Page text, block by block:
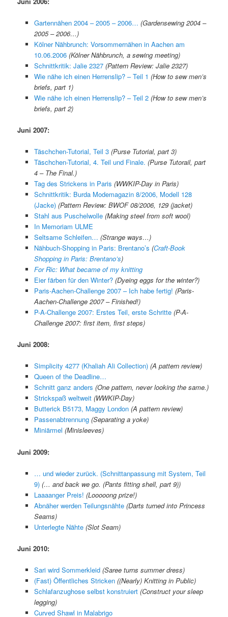
Gartennähen 2004 – 2005 – 2006… (Gardensewing 2004 –
2005 – 2006…)
Kölner Nähbrunch: Vorsommernähen in Aachen am
10.06.2006 (Kölner Nähbrunch, a sewing meeting)
Schnittkritik: Jalie 2327 (Pattern Review: Jalie 2327)
Wie nähe ich einen Herrenslip? – Teil 1 (How to sew men’s
briefs, part 1)
Wie nähe ich einen Herrenslip? – Teil 2 (How to sew men’s
briefs, part 2)
Juni 2007:
Täschchen-Tutorial, Teil 3 (Purse Tutorial, part 3)
Täschchen-Tutorial, 4. Teil und Finale. (Purse Tutorail, part
4 – The Final.)
Tag des Strickens in Paris (WWKIP-Day in Paris)
Schnittkritik: Burda Modemagazin 8/2006, Modell 128
(Jacke) (Pattern Review: BWOF 08/2006, 129 (jacket)
Stahl aus Puschelwolle (Making steel from soft wool)
In Memoriam ULME
Seltsame Schleifen… (Strange ways…)
Nähbuch-Shopping in Paris: Brentano’s (Craft-Book
Shopping in Paris: Brentano’s)
For Ric: What became of my knitting
Eier färben für den Winter? (Dyeing eggs for the winter?)
Paris-Aachen-Challenge 2007 – Ich habe fertig! (Paris-
Aachen-Challenge 2007 – Finished!)
P-A-Challenge 2007: Erstes Teil, erste Schritte (P-A-
Challenge 2007: first item, first steps)
Juni 2008:
Simplicity 4277 (Khaliah Ali Collection) (A pattern review)
Queen of the Deadline…
Schnitt ganz anders (One pattern, never looking the same.)
Strickspaß weltweit (WWKIP-Day)
Butterick B5173, Maggy London (A pattern review)
Passenabtrennung (Separating a yoke)
Miniärmel (Minisleeves)
Juni 2009:
… und wieder zurück. (Schnittanpassung mit System, Teil
9) (… and back we go. (Pants fitting shell, part 9))
Laaaanger Preis! (Looooong prize!)
Abnäher werden Teilungsnähte (Darts turned into Princess
Seams)
Unterlegte Nähte (Slot Seam)
Juni 2010:
Sari wird Sommerkleid (Saree turns summer dress)
(Fast) Öffentliches Stricken ((Nearly) Knitting in Public)
Schlafanzughose selbst konstruiert (Construct your sleep
legging)
Curved Shawl in Malabrigo